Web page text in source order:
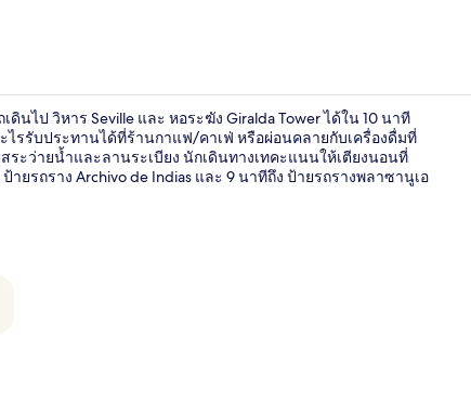
ภายใน
นไป วิหาร Seville และ หอระฆัง Giralda Tower ได้ใน 10 นาที
รรับประทานได้ที่ร้านกาแฟ/คาเฟ่ หรือผ่อนคลายกับเครื่องดื่มที่
ะว่ายน้ำและลานระเบียง นักเดินทางเทคะแนนให้เตียงนอนที่
รถราง Archivo de Indias และ 9 นาทีถึง ป้ายรถรางพลาซานูเอ